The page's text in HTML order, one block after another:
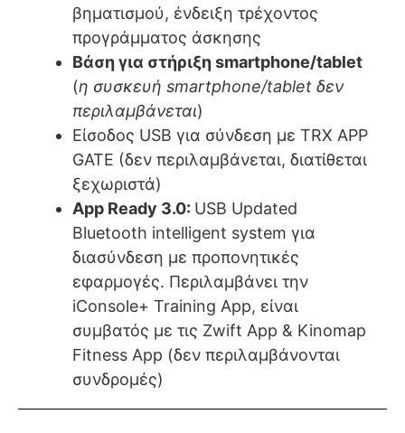
βηματισμού, ένδειξη τρέχοντος
προγράμματος άσκησης
Βάση για στήριξη smartphone/tablet
(η συσκευή smartphone/tablet δεν
περιλαμβάνεται)
Είσοδος USB για σύνδεση με TRX APP
GATE (δεν περιλαμβάνεται, διατίθεται
ξεχωριστά)
App Ready 3.0: USB Updated
Bluetooth intelligent system για
διασύνδεση με προπονητικές
εφαρμογές. Περιλαμβάνει την
iConsole+ Training App, είναι
συμβατός με τις Zwift App & Kinomap
Fitness App (δεν περιλαμβάνονται
συνδρομές)